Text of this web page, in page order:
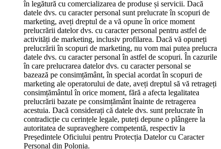
în legătură cu comercializarea de produse și servicii. Dacă
datele dvs. cu caracter personal sunt prelucrate în scopuri de
marketing, aveți dreptul de a vă opune în orice moment
prelucrării datelor dvs. cu caracter personal pentru astfel de
activități de marketing, inclusiv profilarea. Dacă vă opuneți
prelucrării în scopuri de marketing, nu vom mai putea prelucra
datele dvs. cu caracter personal în astfel de scopuri. În cazurile
în care prelucrarea datelor dvs. cu caracter personal se
bazează pe consimțământ, în special acordat în scopuri de
marketing ale operatorului de date, aveți dreptul să vă retrageți
consimțământul în orice moment, fără a afecta legalitatea
prelucrării bazate pe consimțământ înainte de retragerea
acestuia. Dacă considerați că datele dvs. sunt prelucrate în
contradicție cu cerințele legale, puteți depune o plângere la
autoritatea de supraveghere competentă, respectiv la
Președintele Oficiului pentru Protecția Datelor cu Caracter
Personal din Polonia.